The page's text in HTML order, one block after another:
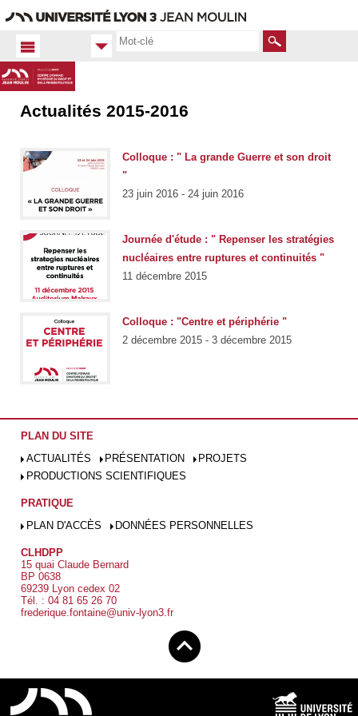
Rechercher
Accueil
Actualités
Toutes
Actualités 2015-2016
Colloque : " La grande Guerre et son droit
"
23 juin 2016 - 24 juin 2016
Journée d'étude : " Repenser les stratégies
nucléaires entre ruptures et continuités "
11 décembre 2015
Colloque : "Centre et périphérie "
2 décembre 2015 - 3 décembre 2015
PLAN DU SITE
ACTUALITÉS
PRÉSENTATION
PROJETS
PRODUCTIONS SCIENTIFIQUES
PRATIQUE
PLAN D'ACCÈS
DONNÉES PERSONNELLES
CLHDPP
15 quai Claude Bernard
BP 0638
69239 Lyon cedex 02
Tél. : 04 81 65 26 70
frederique.fontaine@univ-lyon3.fr